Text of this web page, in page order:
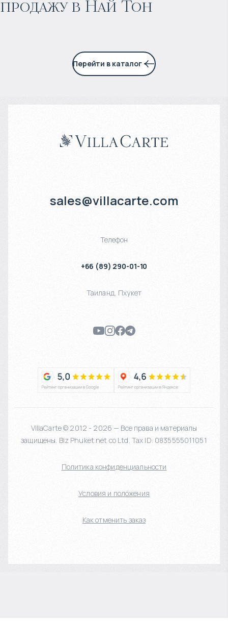
продажу в Най Тон
6% годовых
Перейти в каталог
sales@villacarte.com
Телефон
+66 (89) 290-01-10
Таиланд, Пхукет
VillaCarte © 2012 - 2026 — Все права и материалы
защищены. Biz Phuket.net co Ltd. Tax ID: 0835555011051
Политика конфиденциальности
Условия и положения
Как отменить заказ